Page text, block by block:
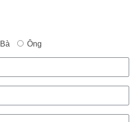
Bà
Ông